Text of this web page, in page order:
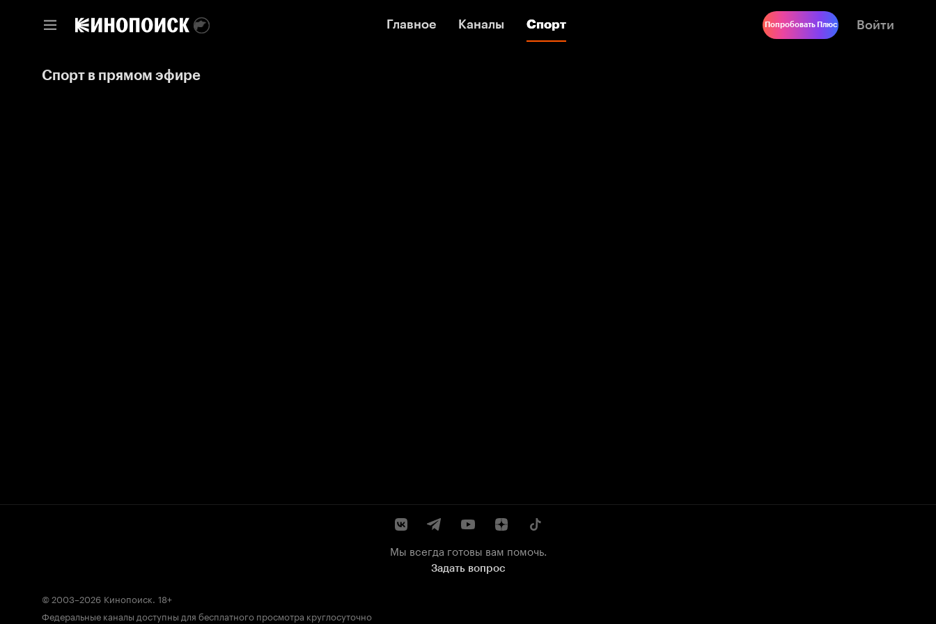
Главное Каналы Спорт
Главное Каналы Спорт Попробовать Плюс Войти
Спорт в прямом эфире
Мы всегда готовы вам помочь.
Задать вопрос
© 2003–2026 Кинопоиск. 18+
Федеральные каналы доступны для бесплатного просмотра круглосуточно